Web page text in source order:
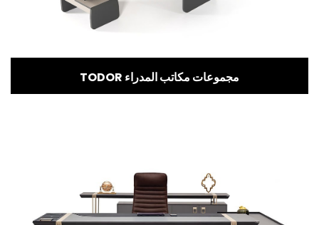
TODOR مجموعات مكاتب المدراء